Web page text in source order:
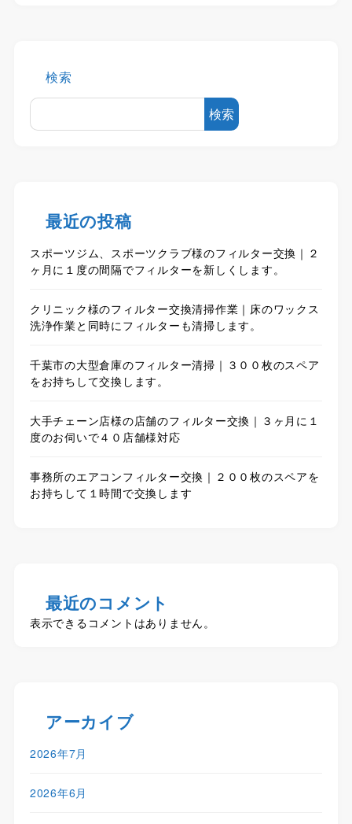
検索
検索
最近の投稿
スポーツジム、スポーツクラブ様のフィルター交換｜２
ヶ月に１度の間隔でフィルターを新しくします。
クリニック様のフィルター交換清掃作業｜床のワックス
洗浄作業と同時にフィルターも清掃します。
千葉市の大型倉庫のフィルター清掃｜３００枚のスペア
をお持ちして交換します。
大手チェーン店様の店舗のフィルター交換｜３ヶ月に１
度のお伺いで４０店舗様対応
事務所のエアコンフィルター交換｜２００枚のスペアを
お持ちして１時間で交換します
最近のコメント
表示できるコメントはありません。
アーカイブ
2026年7月
2026年6月